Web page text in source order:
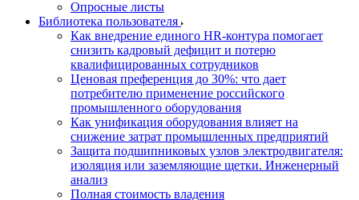
Опросные листы
Библиотека пользователя
Как внедрение единого HR-контура помогает
снизить кадровый дефицит и потерю
квалифицированных сотрудников
Ценовая преференция до 30%: что дает
потребителю применение российского
промышленного оборудования
Как унификация оборудования влияет на
снижение затрат промышленных предприятий
Защита подшипниковых узлов электродвигателя:
изоляция или заземляющие щетки. Инженерный
анализ
Полная стоимость владения